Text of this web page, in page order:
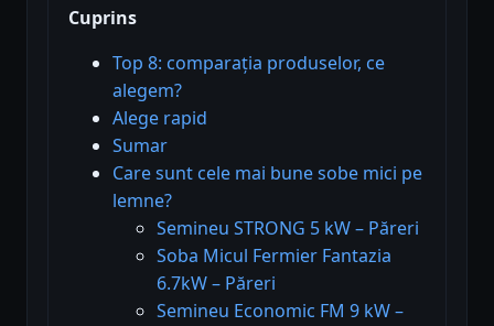
Cuprins
Top 8: comparația produselor, ce
alegem?
Alege rapid
Sumar
Care sunt cele mai bune sobe mici pe
lemne?
Semineu STRONG 5 kW – Păreri
Soba Micul Fermier Fantazia
6.7kW – Păreri
Semineu Economic FM 9 kW –